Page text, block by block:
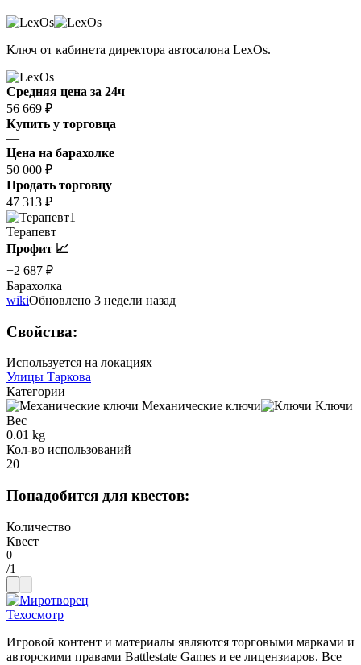
Ключ от кабинета директора автосалона LexOs.
Средняя цена за 24ч
56 669 ₽
Купить у торговца
—
Цена на барахолке
50 000 ₽
Продать торговцу
47 313 ₽
1
Терапевт
Профит 📈
+2 687 ₽
Барахолка
wikiОбновлено 3 недели назад
Свойства:
Используется на локациях
Улицы Таркова
Категории
Механические ключи
Ключи
Вес
0.01 kg
Кол-во использований
20
Понадобится для квестов:
Количество
Квест
/1
Техосмотр
Игровой контент и материалы являются торговыми марками и
авторскими правами Battlestate Games и ее лицензиаров. Все